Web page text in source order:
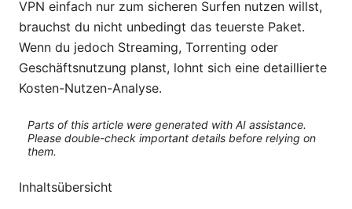
VPN einfach nur zum sicheren Surfen nutzen willst,
brauchst du nicht unbedingt das teuerste Paket.
Wenn du jedoch Streaming, Torrenting oder
Geschäftsnutzung planst, lohnt sich eine detaillierte
Kosten-Nutzen-Analyse.
Parts of this article were generated with AI assistance.
Please double-check important details before relying on
them.
Inhaltsübersicht